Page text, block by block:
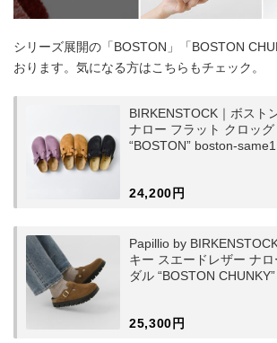
シリーズ展開の「BOSTON」「BOSTON
おります。気になる方はこちらもチェック。
BIRKENSTOCK｜ボスト
ナロー フラット クロッ
“BOSTON” boston-same1
24,200円
Papillio by
キー スエードレザー ナ
ダル “BOSTON
25,300円